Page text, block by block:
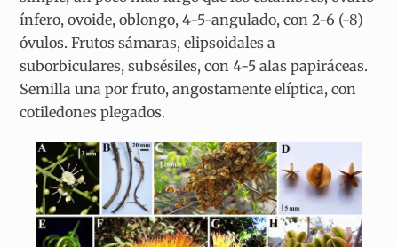
ínfero, ovoide, oblongo, 4-5-angulado, con 2-6 (-8)
óvulos. Frutos sámaras, elipsoidales a
suborbiculares, subsésiles, con 4-5 alas papiráceas.
Semilla una por fruto, angostamente elíptica, con
cotiledones plegados.